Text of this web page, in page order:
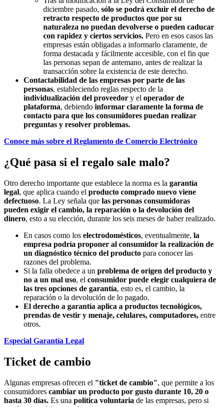
diciembre pasado, sólo se podrá excluir el derecho de
retracto respecto de productos que por su
naturaleza no puedan devolverse o pueden caducar
con rapidez y ciertos servicios. Pero en esos casos las
empresas están obligadas a informarlo claramente, de
forma destacada y fácilmente accesible, con el fin que
las personas sepan de antemano, antes de realizar la
transacción sobre la existencia de este derecho.
Contactabilidad de las empresas por parte de las
personas, estableciendo reglas respecto de la
individualización del proveedor y el operador de
plataforma, debiendo informar claramente la forma de
contacto para que los consumidores puedan realizar
preguntas y resolver problemas.
Conoce más sobre el Reglamento de Comercio Electrónico
¿Qué pasa si el regalo sale malo?
Otro derecho importante que establece la norma es la garantía
legal, que aplica cuando el producto comprado nuevo viene
defectuoso. La Ley señala que las personas consumidoras
pueden exigir el cambio, la reparación o la devolución del
dinero, esto a su elección, durante los seis meses de haber realizado.
En casos como los electrodomésticos, eventualmente, la
empresa podría proponer al consumidor la realización de
un diagnóstico técnico del producto para conocer las
razones del problema.
Si la falla obedece a un problema de origen del producto y
no a un mal uso, el consumidor puede elegir cualquiera de
las tres opciones de garantía, esto es, el cambio, la
reparación o la devolución de lo pagado.
El derecho a garantía aplica a productos tecnológicos,
prendas de vestir y menaje, celulares, computadores, entre
otros.
Especial Garantía Legal
Ticket de cambio
Algunas empresas ofrecen el "ticket de cambio", que permite a los
consumidores cambiar un producto por gusto durante 10, 20 o
hasta 30 días. Es una política voluntaria de las empresas, pero si